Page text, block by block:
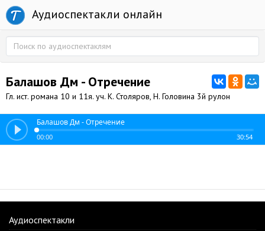
Аудиоспектакли онлайн
Балашов Дм - Отречение
Гл. ист. романа 10 и 11я. уч. К. Столяров, Н. Головина 3й рулон
Балашов Дм - Отречение
00:00 30:54
Аудиоспектакли